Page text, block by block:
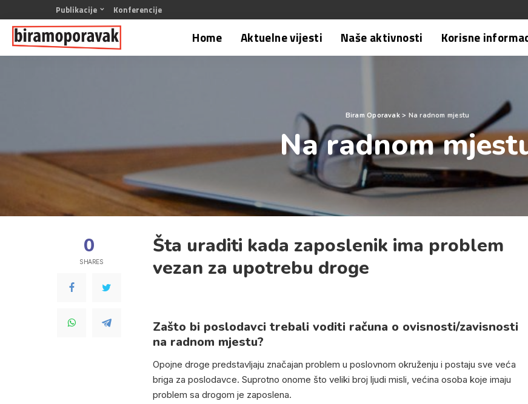
Publikacije Konferencije
Home Aktuelne vijesti Naše aktivnosti Korisne
Biram Oporavak> Na radnom mjestu
Na radnom
0
SHARES
Šta uraditi kada zaposlenik ima problem
vezan za upotrebu droge
Zašto bi poslodavci trebali voditi računa o ovisnosti/zavisnosti
na radnom mjestu?
Opojne droge predstavljaju značajan problem u poslovnom okruženju i postaju sve veća
briga za poslodavce. Suprotno onome što veliki broj ljudi misli, većina osoba koje imaju
problem sa drogom je zaposlena.